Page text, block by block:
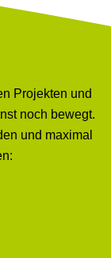
Projekten und
noch bewegt.
und maximal